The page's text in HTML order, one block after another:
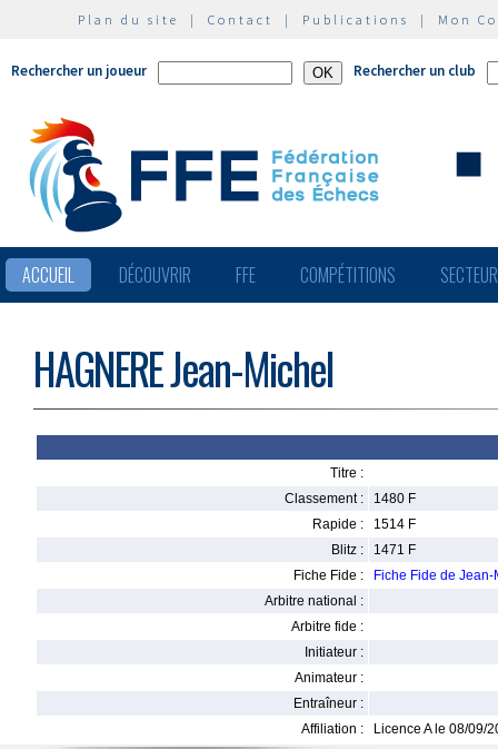
Plan du site | Contact | Publications | Mon
Rechercher un joueur Rechercher un club
ACCUEIL DÉCOUVRIR FFE COMPÉTITIONS
HAGNERE Jean-Michel
Titre :
Classement :
1480 F
Rapide :
1514 F
Blitz :
1471 F
Fiche Fide :
Fiche Fide de
Arbitre national :
Arbitre fide :
Initiateur :
Animateur :
Entraîneur :
Affiliation :
Licence A le 08/09/